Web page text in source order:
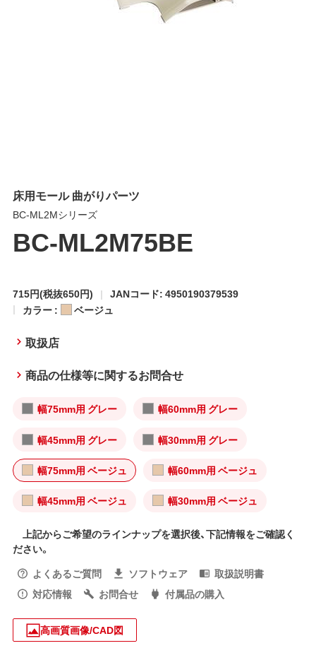
床用モール 曲がりパーツ
BC-ML2Mシリーズ
BC-ML2M75BE
715円(税抜650円)
JANコード: 4950190379539
カラー :
ベージュ
取扱店
商品の仕様等に関するお問合せ
幅75mm用 グレー 幅60mm用 グレー
幅45mm用 グレー 幅30mm用 グレー
幅75mm用 ベージュ 幅60mm用 ベージュ
幅45mm用 ベージュ 幅30mm用 ベージュ
上記からご希望のラインナップを選択後、下記情報をご確認く
ださい。
よくあるご質問
ソフトウェア
取扱説明書
対応情報
お問合せ 付属品の購入
高画質画像/CAD図